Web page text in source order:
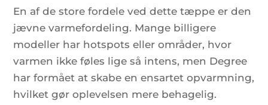
En af de store fordele ved dette tæppe er den
jævne varmefordeling. Mange billigere
modeller har hotspots eller områder, hvor
varmen ikke føles lige så intens, men Degree
har formået at skabe en ensartet opvarmning,
hvilket gør oplevelsen mere behagelig.